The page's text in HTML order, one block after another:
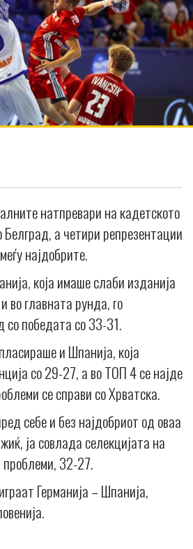
натпревари на кадетското
Белград, а четири репрезентации
најдобрите.
која имаше слаби изданија
во главната рунда, го
победата со 33-31.
и Шпанија, која
со 29-27, а во ТОП 4 се најде
се справи со Хрватска.
себе и без најдобриот од оваа
ја совлада селекцијата на
проблеми, 32-27.
Германија – Шпанија,